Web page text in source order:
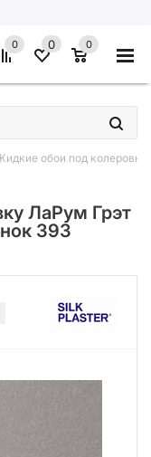
0 0 0
×
обои под
ЛаРум Грэт
393